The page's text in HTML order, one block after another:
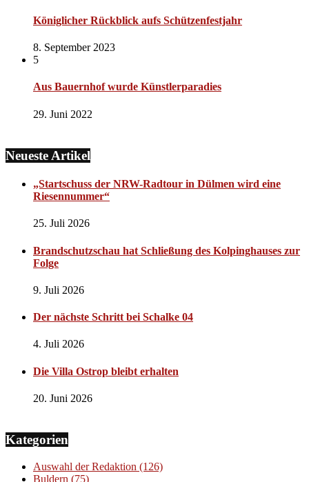
Königlicher Rückblick aufs Schützenfestjahr
8. September 2023
5
Aus Bauernhof wurde Künstlerparadies
29. Juni 2022
Neueste Artikel
„Startschuss der NRW-Radtour in Dülmen wird eine
Riesennummer“
25. Juli 2026
Brandschutzschau hat Schließung des Kolpinghauses zur
Folge
9. Juli 2026
Der nächste Schritt bei Schalke 04
4. Juli 2026
Die Villa Ostrop bleibt erhalten
20. Juni 2026
Kategorien
Auswahl der Redaktion (126)
Buldern (75)